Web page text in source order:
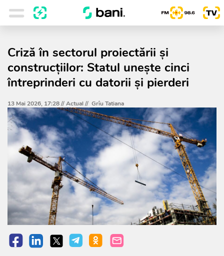
Criză în sectorul proiectării și
construcțiilor: Statul unește cinci
întreprinderi cu datorii și pierderi
13 Mai 2026, 17:28 //Actual// Grîu Tatiana